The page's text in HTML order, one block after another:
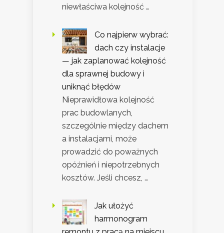
niewłaściwa kolejność …
Co najpierw wybrać:
dach czy instalacje
— jak zaplanować kolejność
dla sprawnej budowy i
uniknąć błędów
Nieprawidłowa kolejność
prac budowlanych,
szczególnie między dachem
a instalacjami, może
prowadzić do poważnych
opóźnień i niepotrzebnych
kosztów. Jeśli chcesz, …
Jak ułożyć
harmonogram